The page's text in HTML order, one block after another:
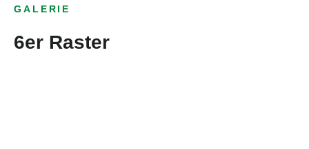
GALERIE
6er Raster